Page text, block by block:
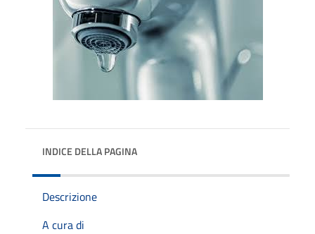
INDICE DELLA PAGINA
Descrizione
A cura di